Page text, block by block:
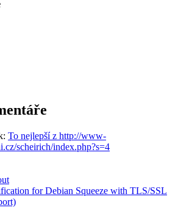
: To nejlepší z http://www-
scheirich/index.php?s=4
for Debian Squeeze with TLS/SSL